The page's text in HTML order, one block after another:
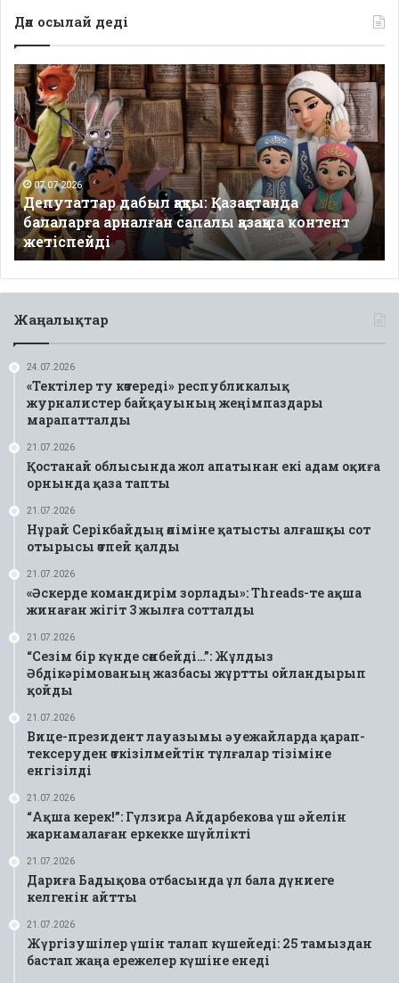
Дәл осылай деді
Депутаттар
дабыл
қақты:
Қазақстанда
балаларға
арналған
сапалы
қазақша
контент
жетіспейді
07.07.2026
Депутаттар дабыл қақты: Қазақстанда
балаларға арналған сапалы қазақша контент
жетіспейді
Жаңалықтар
24.07.2026
«Тектілер ту көтереді» республикалық
журналистер байқауының жеңімпаздары
марапатталды
21.07.2026
Қостанай облысында жол апатынан екі адам оқиға
орнында қаза тапты
21.07.2026
Нұрай Серікбайдың өліміне қатысты алғашқы сот
отырысы өтпей қалды
21.07.2026
«Әскерде командирім зорлады»: Threads-те ақша
жинаған жігіт 3 жылға сотталды
21.07.2026
“Сезім бір күнде сөнбейді…”: Жұлдыз
Әбдікәрімованың жазбасы жұртты ойландырып
қойды
21.07.2026
Вице-президент лауазымы әуежайларда қарап-
тексеруден өткізілмейтін тұлғалар тізіміне
енгізілді
21.07.2026
“Ақша керек!”: Гүлзира Айдарбекова үш әйелін
жарнамалаған еркекке шүйлікті
21.07.2026
Дариға Бадықова отбасында ұл бала дүниеге
келгенін айтты
21.07.2026
Жүргізушілер үшін талап күшейеді: 25 тамыздан
бастап жаңа ережелер күшіне енеді